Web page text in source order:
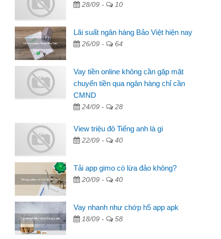
28/09 - 10
Lãi suất ngân hàng Bảo Việt hiện nay
26/09 - 64
Vay tiền online không cần gặp mặt
chuyển tiền qua ngân hàng chỉ cần
CMND
24/09 - 28
View triệu đô Tiếng anh là gì
22/09 - 40
Tải app gimo có lừa đảo không?
20/09 - 40
Vay nhanh như chớp h5 app apk
18/09 - 58